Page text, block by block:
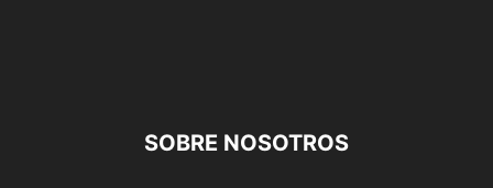
SOBRE NOSOTROS